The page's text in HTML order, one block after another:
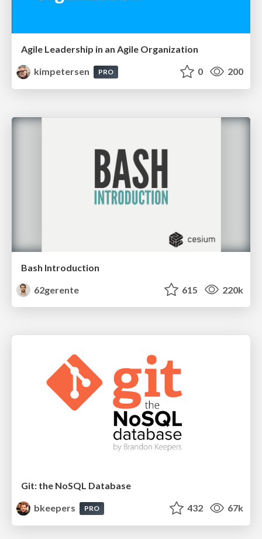
Agile Leadership in an Agile Organization
kimpetersen
PRO 0 200
Bash Introduction
62gerente
615 220k
Git: the NoSQL Database
bkeepers
PRO 432 67k